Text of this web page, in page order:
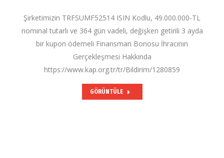
Şirketimizin TRFSUMF52514 ISIN Kodlu, 49.000.000-TL
nominal tutarlı ve 364 gün vadeli, değişken getirili 3 ayda
bir kupon ödemeli Finansman Bonosu İhracının
Gerçekleşmesi Hakkında
https://www.kap.org.tr/tr/Bildirim/1280859
GÖRÜNTÜLE